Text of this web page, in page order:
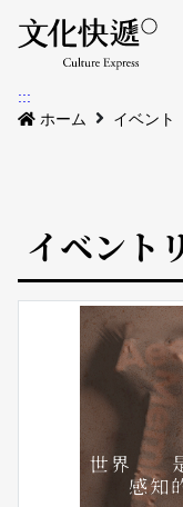
新着公告
会場地図
イベントリスト
イベントカレン
私たちについて
私たちについて
サイトマッ
English
:::
ホーム
イベント
イベント